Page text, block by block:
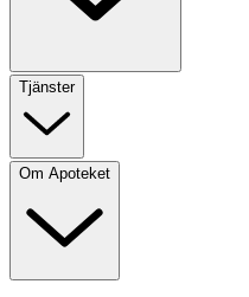
Tjänster
Om Apoteket